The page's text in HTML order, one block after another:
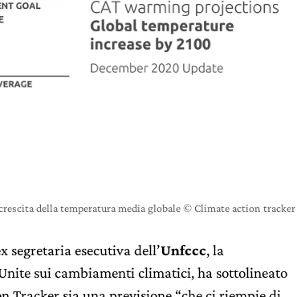
della temperatura media globale © Climate action tracker
segretaria esecutiva dell’Unfccc, la
sui cambiamenti climatici, ha sottolineato